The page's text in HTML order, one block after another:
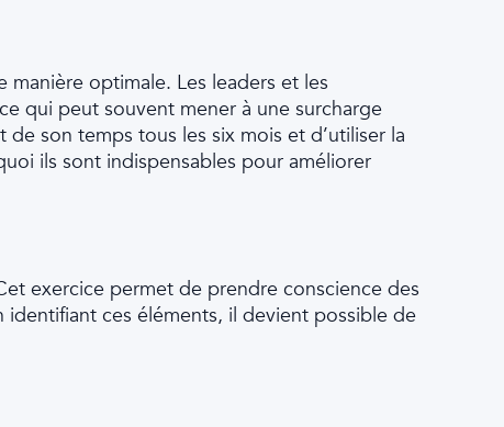
optimale. Les leaders et les
qui peut souvent mener à une surcharge
son temps tous les six mois et d’utiliser la
ils sont indispensables pour améliorer
exercice permet de prendre conscience des
ces éléments, il devient possible de